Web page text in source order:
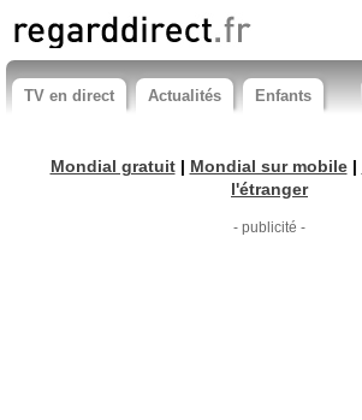
TV en direct Actualités Enfants
Mondial gratuit| Mondial sur mobile|
l'étranger
- publicité -